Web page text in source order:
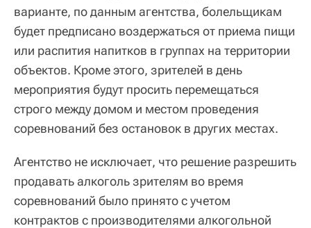
варианте, по данным агентства, болельщикам
будет предписано воздержаться от приема пищи
или распития напитков в группах на территории
объектов. Кроме этого, зрителей в день
мероприятия будут просить перемещаться
строго между домом и местом проведения
соревнований без остановок в других местах.
Агентство не исключает, что решение разрешить
продавать алкоголь зрителям во время
соревнований было принято с учетом
контрактов с производителями алкогольной